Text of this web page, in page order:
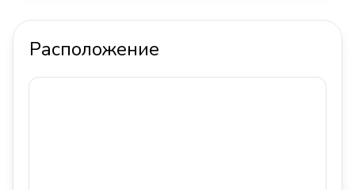
Расположение